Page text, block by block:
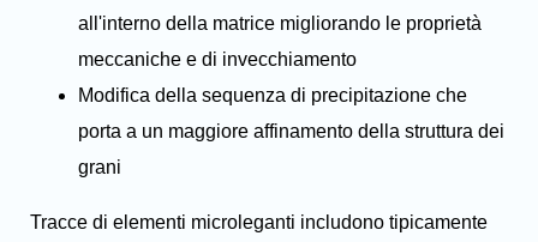
all'interno della matrice migliorando le proprietà
meccaniche e di invecchiamento
Modifica della sequenza di precipitazione che
porta a un maggiore affinamento della struttura dei
grani
Tracce di elementi microleganti includono tipicamente